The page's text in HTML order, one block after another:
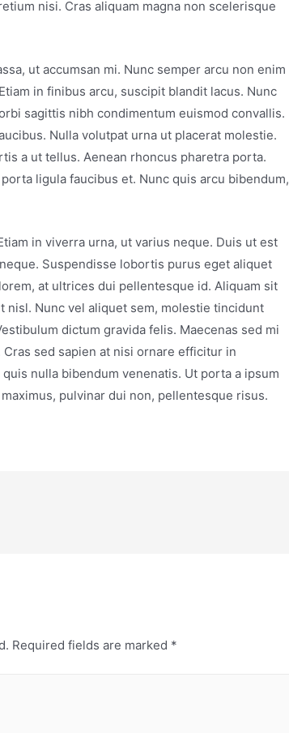
nisi. Cras aliquam magna non scelerisque
ut accumsan mi. Nunc semper arcu non enim
in finibus arcu, suscipit blandit lacus. Nunc
sagittis nibh condimentum euismod convallis.
Nulla volutpat urna ut placerat molestie.
a ut tellus. Aenean rhoncus pharetra porta.
ligula faucibus et. Nunc quis arcu bibendum,
in viverra urna, ut varius neque. Duis ut est
Suspendisse lobortis purus eget aliquet
at ultrices dui pellentesque id. Aliquam sit
nisl. Nunc vel aliquet sem, molestie tincidunt
dictum gravida felis. Maecenas sed mi
sed sapien at nisi ornare efficitur in
nulla bibendum venenatis. Ut porta a ipsum
pulvinar dui non, pellentesque risus.
Required fields are marked *